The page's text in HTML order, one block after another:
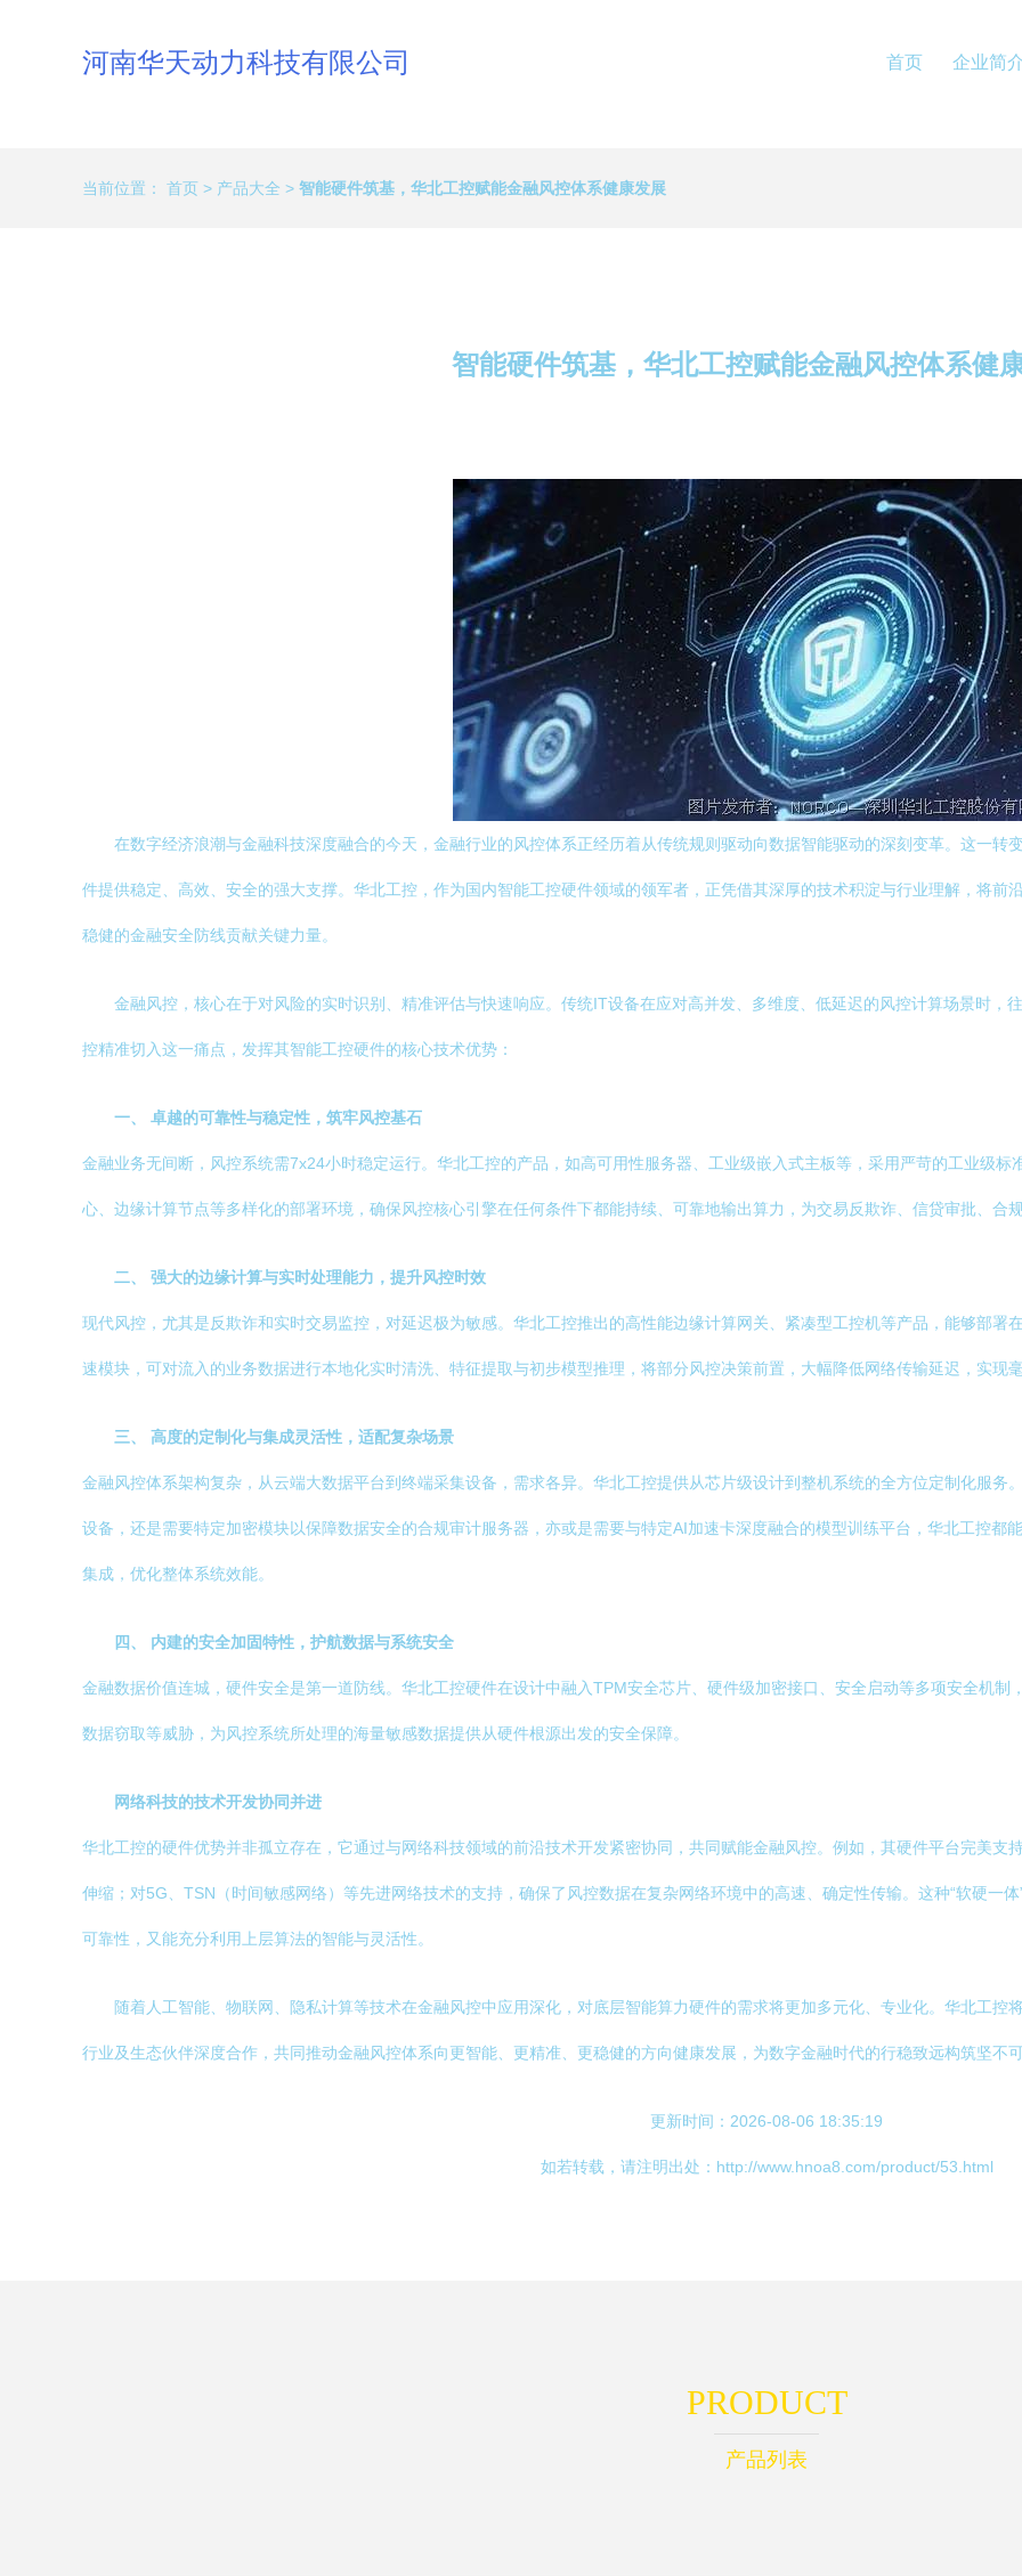
河南华天动力科技有限公司 首页 企业简
当前位置： 首页 > 产品大全 > 智能硬件筑基，华北工控赋能金融风控体系健康发展
智能硬件筑基，华北工控赋能金融风控体系健
在数字经济浪潮与金融科技深度融合的今天，金融行业的风控体系正经历着从传统规则驱动向数据智能驱动的深刻变革。这一转
件提供稳定、高效、安全的强大支撑。华北工控，作为国内智能工控硬件领域的领军者，正凭借其深厚的技术积淀与行业理解，将前
稳健的金融安全防线贡献关键力量。
金融风控，核心在于对风险的实时识别、精准评估与快速响应。传统IT设备在应对高并发、多维度、低延迟的风控计算场景时，
控精准切入这一痛点，发挥其智能工控硬件的核心技术优势：
一、 卓越的可靠性与稳定性，筑牢风控基石
金融业务无间断，风控系统需7x24小时稳定运行。华北工控的产品，如高可用性服务器、工业级嵌入式主板等，采用严苛的工业级
心、边缘计算节点等多样化的部署环境，确保风控核心引擎在任何条件下都能持续、可靠地输出算力，为交易反欺诈、信贷审批、合
二、 强大的边缘计算与实时处理能力，提升风控时效
现代风控，尤其是反欺诈和实时交易监控，对延迟极为敏感。华北工控推出的高性能边缘计算网关、紧凑型工控机等产品，能够部署
速模块，可对流入的业务数据进行本地化实时清洗、特征提取与初步模型推理，将部分风控决策前置，大幅降低网络传输延迟，实现
三、 高度的定制化与集成灵活性，适配复杂场景
金融风控体系架构复杂，从云端大数据平台到终端采集设备，需求各异。华北工控提供从芯片级设计到整机系统的全方位定制化服务
设备，还是需要特定加密模块以保障数据安全的合规审计服务器，亦或是需要与特定AI加速卡深度融合的模型训练平台，华北工控都
集成，优化整体系统效能。
四、 内建的安全加固特性，护航数据与系统安全
金融数据价值连城，硬件安全是第一道防线。华北工控硬件在设计中融入TPM安全芯片、硬件级加密接口、安全启动等多项安全机制
数据窃取等威胁，为风控系统所处理的海量敏感数据提供从硬件根源出发的安全保障。
网络科技的技术开发协同并进
华北工控的硬件优势并非孤立存在，它通过与网络科技领域的前沿技术开发紧密协同，共同赋能金融风控。例如，其硬件平台完美支
伸缩；对5G、TSN（时间敏感网络）等先进网络技术的支持，确保了风控数据在复杂网络环境中的高速、确定性传输。这种“软硬一
可靠性，又能充分利用上层算法的智能与灵活性。
随着人工智能、物联网、隐私计算等技术在金融风控中应用深化，对底层智能算力硬件的需求将更加多元化、专业化。华北工控
行业及生态伙伴深度合作，共同推动金融风控体系向更智能、更精准、更稳健的方向健康发展，为数字金融时代的行稳致远构筑坚不可
更新时间：2026-08-06 18:35:19
如若转载，请注明出处：http://www.hnoa8.com/product/53.html
PRODUCT
产品列表